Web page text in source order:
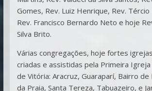
Gomes, Rev. Luiz Henrique, Rev. Tércio
Rev. Francisco Bernardo Neto e hoje
Silva Brito.
Várias congregações, hoje fortes
criadas e assistidas pela Primeira
de Vitória: Aracruz, Guaraparí, Bairro de
da Praia, Santa Tereza, Tabuazeiro, e